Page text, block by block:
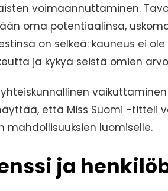
voimaannuttaminen.
oma potentiaalinsa,
on selkeä: kauneus ei
ja kykyä seistä omien
että Miss Suomi -titteli
mahdollisuuksien luomiselle.
ja